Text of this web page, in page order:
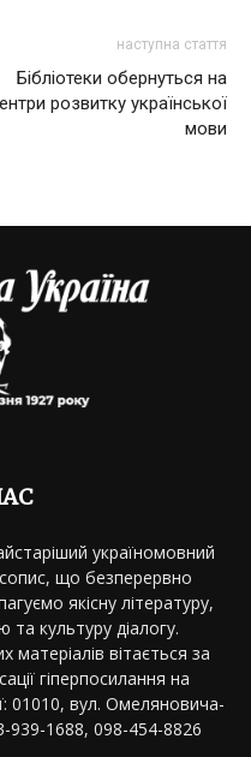
наступна стаття
Бібліотеки обернуться на
розвитку української
мови
україномовний
що безперервно
якісну літературу,
та культуру діалогу.
матеріалів вітається за
гіперпосилання на
01010, вул. Омеляновича-
939-1688, 098-454-8826